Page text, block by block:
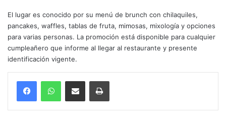
El lugar es conocido por su menú de brunch con chilaquiles,
pancakes, waffles, tablas de fruta, mimosas, mixología y opciones
para varias personas. La promoción está disponible para cualquier
cumpleañero que informe al llegar al restaurante y presente
identificación vigente.
Compartir por correo electrónicoImprimir